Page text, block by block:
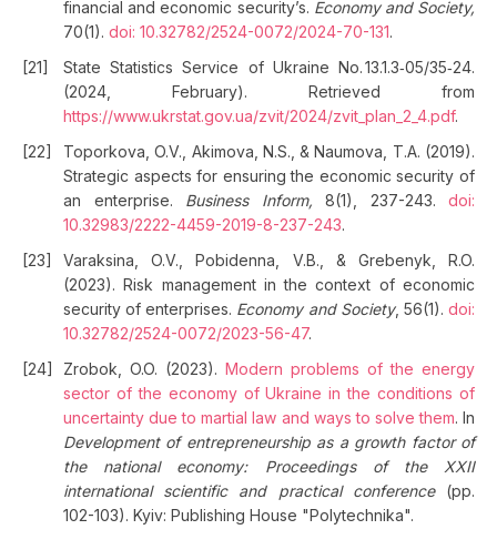
financial and economic security’s. Economy and Society,
70(1). doi: 10.32782/2524-0072/2024-70-131.
State Statistics Service of Ukraine No. 13.1.3‑05/35‑24.
(2024, February). Retrieved from
https://www.ukrstat.gov.ua/zvit/2024/zvit_plan_2_4.pdf.
Toporkova, O.V., Akimova, N.S., & Naumova, T.A. (2019).
Strategic aspects for ensuring the economic security of
an enterprise. Business Inform, 8(1), 237-243. doi:
10.32983/2222-4459-2019-8-237-243.
Varaksina, O.V., Pobidenna, V.B., & Grebenyk, R.O.
(2023). Risk management in the context of economic
security of enterprises. Economy and Society, 56(1).doi:
10.32782/2524-0072/2023-56-47.
Zrobok, O.O. (2023). Modern problems of the energy
sector of the economy of Ukraine in the conditions of
uncertainty due to martial law and ways to solve them. In
Development of entrepreneurship as a growth factor of
the national economy: Proceedings of the XXII
international scientific and practical conference(pp.
102-103). Kyiv: Publishing House "Polytechnika".